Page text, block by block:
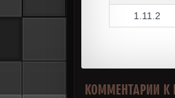
1.11.2
КОММЕНТАРИИ К